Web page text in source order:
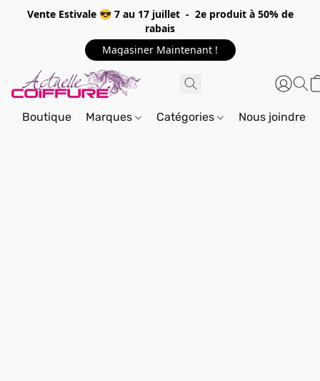
Vente Estivale 😎 7 au 17 juillet - 2e produit à 50% de
rabais
Magasiner Maintenant !
Boutique Marques Catégories Nous joindre